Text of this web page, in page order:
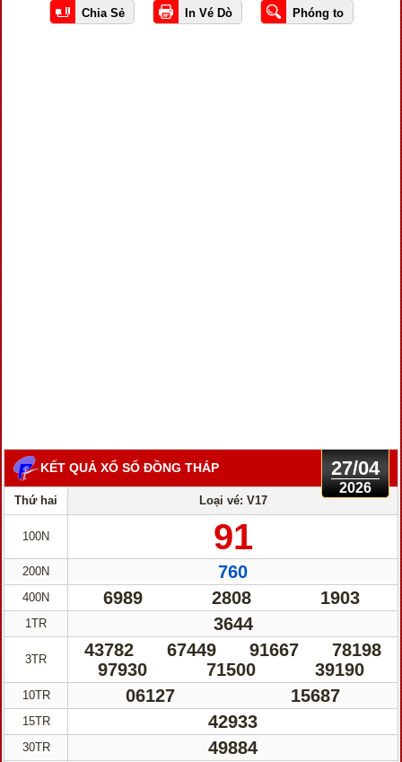
KẾT QUẢ XỔ SỐ ĐỒNG THÁP 27/04
2026
Thứ hai Loại vé: V17
100N 91
200N 760
400N 6989 2808 1903
1TR 3644
3TR 43782 67449 91667
78198
97930
71500 39190
10TR 06127 15687
15TR 42933
30TR 49884